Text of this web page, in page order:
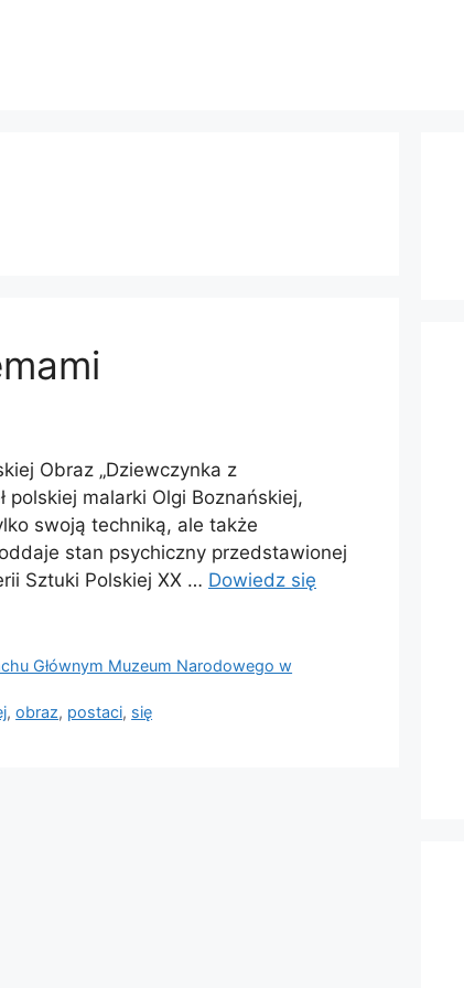
Obraz „Dziewczynka z
polskiej malarki Olgi Boznańskiej,
swoją techniką, ale także
stan psychiczny przedstawionej
Sztuki Polskiej XX … Dowiedz się
Głównym Muzeum Narodowego w
,obraz, postaci, się